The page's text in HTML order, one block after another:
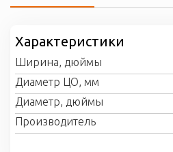
Характеристики
Ширина, дюймы
Диаметр ЦО, мм
Диаметр, дюймы
Производитель